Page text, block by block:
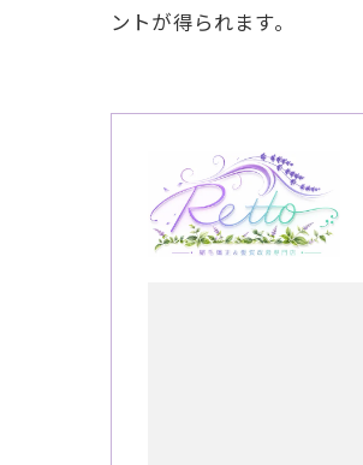
ントが得られます。